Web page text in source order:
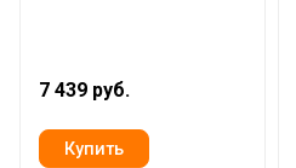
Цвет корпуса
Бактерицидная
7 439 руб.